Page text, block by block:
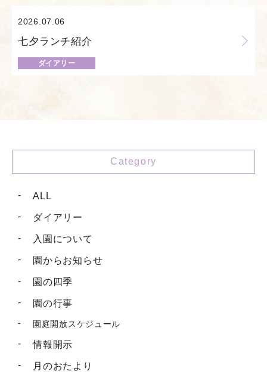
2026.07.06
七夕ランチ紹介
ダイアリー
Category
ALL
ダイアリー
入園について
園からお知らせ
園の四季
園の行事
園庭開放スケジュール
情報開示
月のおたより